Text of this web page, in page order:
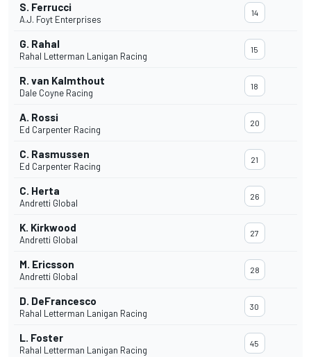
S. Ferrucci
A.J. Foyt Enterprises
14
G. Rahal
Rahal Letterman Lanigan Racing
15
R. van Kalmthout
Dale Coyne Racing
18
A. Rossi
Ed Carpenter Racing
20
C. Rasmussen
Ed Carpenter Racing
21
C. Herta
Andretti Global
26
K. Kirkwood
Andretti Global
27
M. Ericsson
Andretti Global
28
D. DeFrancesco
Rahal Letterman Lanigan Racing
30
L. Foster
Rahal Letterman Lanigan Racing
45